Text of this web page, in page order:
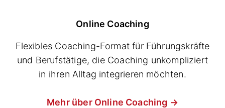
Online Coaching
Flexibles Coaching-Format für Führungskräfte
und Berufstätige, die Coaching unkompliziert
in ihren Alltag integrieren möchten.
Mehr über Online Coaching →